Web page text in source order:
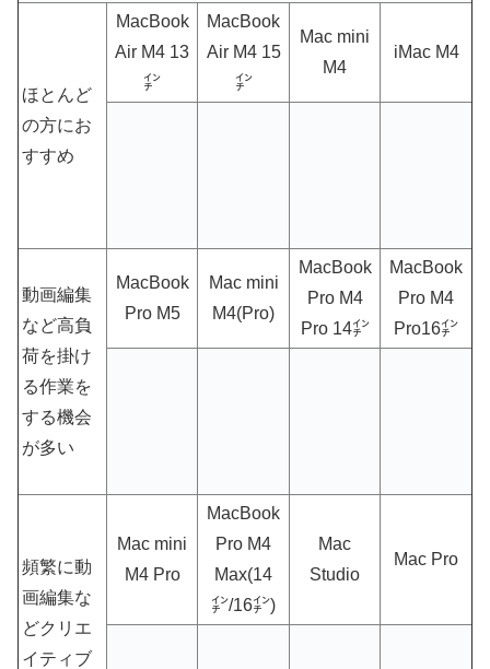
ほとんど
の方にお
すすめ
MacBook
Air M4 13
㌅
MacBook
Air M4 15
㌅
Mac mini
M4
iMac M4
動画編集
など高負
荷を掛け
る作業を
する機会
が多い
MacBook
Pro M5
Mac mini
M4(Pro)
MacBook
Pro M4
Pro 14㌅
MacBook
Pro M4
Pro16㌅
頻繁に動
画編集な
どクリエ
イティブ
Mac mini
M4 Pro
MacBook
Pro M4
Max(14
㌅/16㌅)
Mac
Studio
Mac Pro